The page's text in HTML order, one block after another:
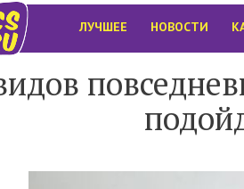
ЛУЧШЕЕ НОВОСТИ